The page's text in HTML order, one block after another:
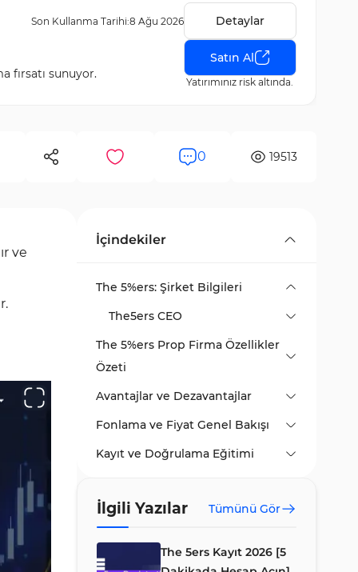
Son Kullanma Tarihi:8 Ağu 2026
fırsatı sunuyor.
Detaylar
Satın Al
Yatırımınız risk altında.
0 19513
ve
İçindekiler
The 5%ers: Şirket Bilgileri
The5ers CEO
The 5%ers Prop Firma Özellikler
Özeti
Avantajlar ve Dezavantajlar
Fonlama ve Fiyat Genel Bakışı
The5ers Fiyat Tablosu
Kayıt ve Doğrulama Eğitimi
#2 Temel Bilgilerinizi Girin
#3 E-posta Adresinizi
Doğrulayın
The5ers Bootcamp Programı
The5ers High Stakes Programı
The5ers Hyper Growth
Bonuslar ve İndirim Kodları
The5ers İşlem Kuralları
VPN Kullanımı
The5ers Kademeli Büyüme
İlgili Yazılar Tümünü Gör
The 5ers Kayıt 2026 [5